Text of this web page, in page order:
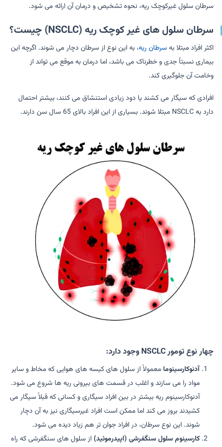
سرطان سلول غیرکوچک ریه، نحوه تشخیص و درمان آن ارائه می شود.
سرطان سلول های غیر کوچک ریه (NSCLC) چیست؟
اکثر افراد مبتلا بهسرطان ریه، به این نوع از سرطان دچار می شوند. اگرچه این
بیماری نسبتاً جدی و خطرناک می باشد، اما درمان به موقع می تواند از
وخامت آن جلوگیری کند.
افرادی که سیگار می کشند یا دود زیادی استنشاق می کنند، بیشتر احتمال
دارد به NSCLC مبتلا شوند. بسیاری از این افراد بالای 65 سال سن دارند.
چهار نوع تومور NSCLC وجود دارد:
آدنوکارسینوما معمولاً از سلول های کیسه های هوایی که مخاط و سایر
مواد را می سازند و اغلب در قسمت های بیرونی ریه ها شروع می شود.
آدنوکارسینوم ریه بیشتر در بین افراد سیگاری و کسانی که قبلاً سیگار می
کشیدند بروز می کند اما ممکن است افراد غیرسیگاری نیز به آن دچار
شوند. این نوع سرطان، در افراد جوان تر هم زیاد دیده می شود.
کارسینوم سلول سنگفرشی (اپیدرموئید) از سلول های سنگفرشی که راه